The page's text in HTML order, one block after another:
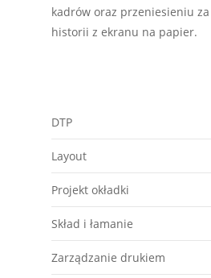
kadrów oraz przeniesieniu
historii z ekranu na papier.
DTP
Layout
Projekt okładki
Skład i łamanie
Zarządzanie drukiem